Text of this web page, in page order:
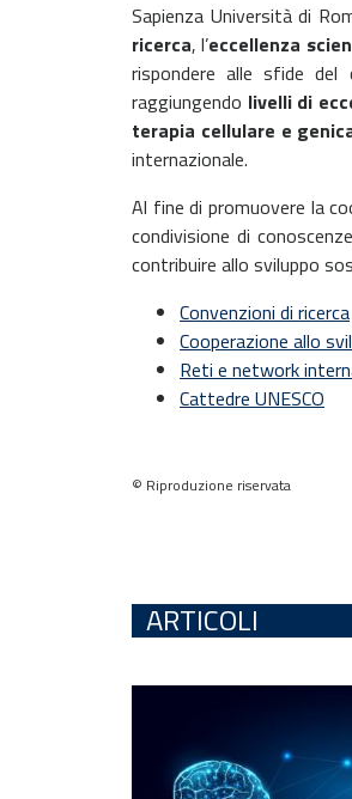
Sapienza Università di
ricerca, l’eccellenza
rispondere alle sfide del
raggiungendo livelli di
terapia cellulare e
internazionale.
Al fine di promuovere la
condivisione di
contribuire allo sviluppo
Convenzioni di ricerca
Cooperazione allo
Reti e network
Cattedre UNESCO
© Riproduzione riservata
ARTICOLI